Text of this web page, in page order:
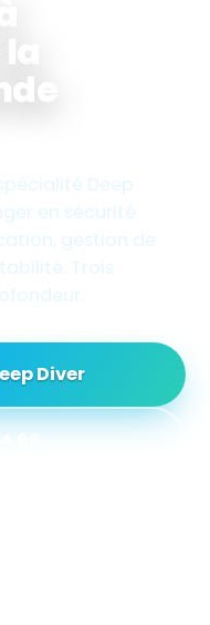
Deep
en sécurité
gestion de
Trois
Diver